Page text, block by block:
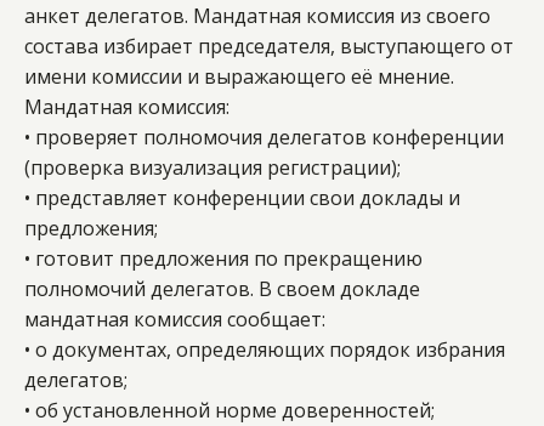
анкет делегатов. Мандатная комиссия из своего
состава избирает председателя, выступающего от
имени комиссии и выражающего её мнение.
Мандатная комиссия:
• проверяет полномочия делегатов конференции
(проверка визуализация регистрации);
• представляет конференции свои доклады и
предложения;
• готовит предложения по прекращению
полномочий делегатов. В своем докладе
мандатная комиссия сообщает:
• о документах, определяющих порядок избрания
делегатов;
• об установленной норме доверенностей;